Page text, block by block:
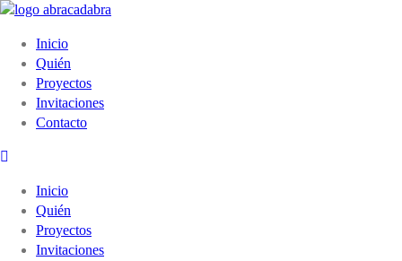
Inicio
Quién
Proyectos
Invitaciones
Contacto
Inicio
Quién
Proyectos
Invitaciones